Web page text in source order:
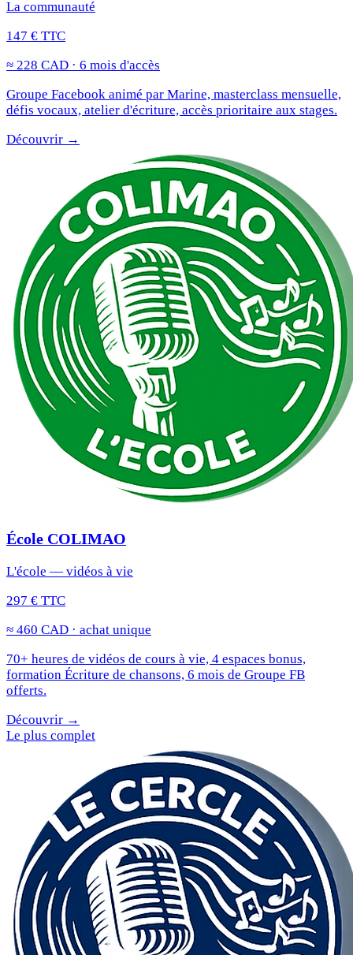
La communauté
147 € TTC
≈ 228 CAD · 6 mois d'accès
Groupe Facebook animé par Marine, masterclass mensuelle,
défis vocaux, atelier d'écriture, accès prioritaire aux stages.
Découvrir →
École COLIMAO
L'école — vidéos à vie
297 € TTC
≈ 460 CAD · achat unique
70+ heures de vidéos de cours à vie, 4 espaces bonus,
formation Écriture de chansons, 6 mois de Groupe FB
offerts.
Découvrir →
Le plus complet